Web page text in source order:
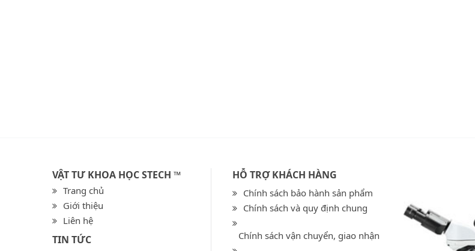
VẬT TƯ KHOA HỌC STECH ™
Trang chủ
Giới thiệu
Liên hệ
TIN TỨC
HỖ TRỢ KHÁCH HÀNG
Chính sách bảo hành sản phẩm
Chính sách và quy định chung
Chính sách vận chuyển, giao nhận